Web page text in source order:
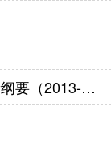
中医预防保健（治未病）服务科技创新纲要（2013-2020年）